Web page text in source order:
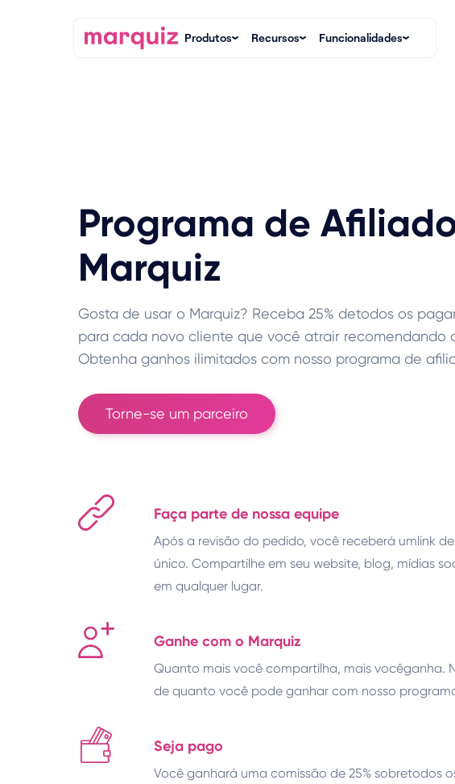
Produtos Recursos Funcionalidades
Programa de
Marquiz
Gosta de usar o Marquiz? Receba 25% detodos os
para cada novo cliente que você atrair recomendando
Obtenha ganhos ilimitados com nosso programa de
Torne-se um parceiro
Faça parte de nossa equipe
Após a revisão do pedido, você receberá umlink
único. Compartilhe em seu website, blog, mídias
em qualquer lugar.
Ganhe com o Marquiz
Quanto mais você compartilha, mais vocêganha.
de quanto você pode ganhar com nosso
Seja pago
Você ganhará uma comissão de 25% sobretodos